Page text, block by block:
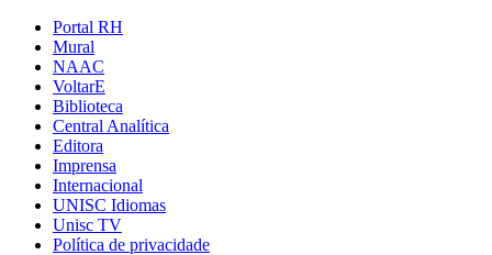
Portal RH
Mural
NAAC
VoltarE
Biblioteca
Central Analítica
Editora
Imprensa
Internacional
UNISC Idiomas
Unisc TV
Política de privacidade